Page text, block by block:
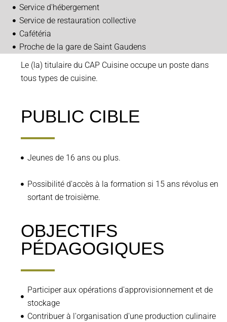
Service d'hébergement
Service de restauration collective
Cafétéria
Proche de la gare de Saint Gaudens
Le (la) titulaire du CAP Cuisine occupe un poste dans
tous types de cuisine.
PUBLIC CIBLE
Jeunes de 16 ans ou plus.
Possibilité d'accès à la formation si 15 ans révolus en
sortant de troisième.
OBJECTIFS
PÉDAGOGIQUES
Participer aux opérations d'approvisionnement et de
stockage
Contribuer à l'organisation d'une production culinaire